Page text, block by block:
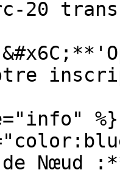
%}
Nœud